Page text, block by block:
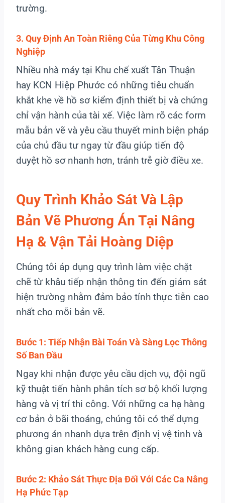
trường.
3. Quy Định An Toàn Riêng Của Từng Khu Công
Nghiệp
Nhiều nhà máy tại Khu chế xuất Tân Thuận
hay KCN Hiệp Phước có những tiêu chuẩn
khắt khe về hồ sơ kiểm định thiết bị và chứng
chỉ vận hành của tài xế. Việc làm rõ các form
mẫu bản vẽ và yêu cầu thuyết minh biện pháp
của chủ đầu tư ngay từ đầu giúp tiến độ
duyệt hồ sơ nhanh hơn, tránh trễ giờ điều xe.
Quy Trình Khảo Sát Và Lập
Bản Vẽ Phương Án Tại Nâng
Hạ & Vận Tải Hoàng Diệp
Chúng tôi áp dụng quy trình làm việc chặt
chẽ từ khâu tiếp nhận thông tin đến giám sát
hiện trường nhằm đảm bảo tính thực tiễn cao
nhất cho mỗi bản vẽ.
Bước 1: Tiếp Nhận Bài Toán Và Sàng Lọc Thông
Số Ban Đầu
Ngay khi nhận được yêu cầu dịch vụ, đội ngũ
kỹ thuật tiến hành phân tích sơ bộ khối lượng
hàng và vị trí thi công. Với những ca hạ hàng
cơ bản ở bãi thoáng, chúng tôi có thể dựng
phương án nhanh dựa trên định vị vệ tinh và
không gian khách hàng cung cấp.
Bước 2: Khảo Sát Thực Địa Đối Với Các Ca Nâng
Hạ Phức Tạp